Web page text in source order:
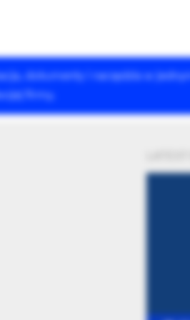
dokumenty i narzędzia w jednym
firmy.
Drupala